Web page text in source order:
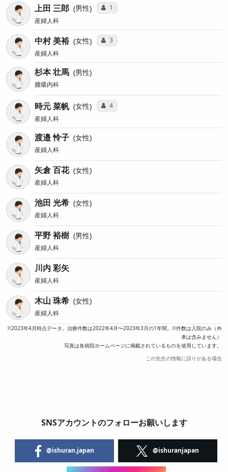
上田 三郎 男性 コミュニケーション・タイプ投票数
1
産婦人科
中村 美裕 女性 コミュニケーション・タイプ投票数
3
産婦人科
杉本 壮馬 男性
腫瘍内科
時元 菜帆 女性 コミュニケーション・タイプ投票数
4
産婦人科
渡邉 怜子 女性
産婦人科
矢倉 百花 女性
産婦人科
池田 光希 女性
産婦人科
平野 裕樹 男性
産婦人科
川内 彩矢
産婦人科
木山 珠希 女性
産婦人科
※2023年4月時点データ。治療件数は2022年4月〜2023年3月の1年間。※件数は入院のみ（外
来は含みません）
写真は各病院ホームページに掲載されているものを使用しています。
この先生の情報に誤りがある場合
SNSアカウントのフォローお願いします
@ishuran.japan @ishuranjapan